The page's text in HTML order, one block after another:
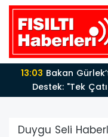
13:03
Destek: "Tek
Duygu Seli